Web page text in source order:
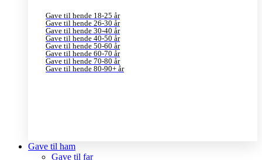
Gave til hende 18-25 år
Gave til hende 26-30 år
Gave til hende 30-40 år
Gave til hende 40-50 år
Gave til hende 50-60 år
Gave til hende 60-70 år
Gave til hende 70-80 år
Gave til hende 80-90+ år
Gave til ham
Gave til far